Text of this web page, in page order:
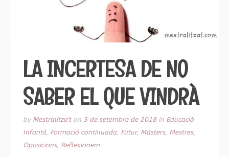
LA INCERTESA DE NO
SABER EL QUE VINDRÀ
by Mestralitza'ton 5 de setembre de 2018in Educació
Infantil, Formació continuada, Futur, Màsters, Mestres,
Oposicions, Reflexionem